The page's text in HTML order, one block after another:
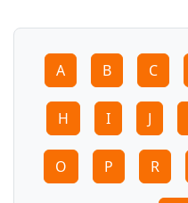
A B C
H I J
O P R